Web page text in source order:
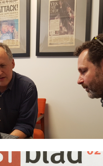
CBSNews tot de Washington
Post: Freerk Teunissen sprak
en lezers in Nederland
en de VS en vergeleek hoe ze
zenderoordelen gebruiken en
decoderen.